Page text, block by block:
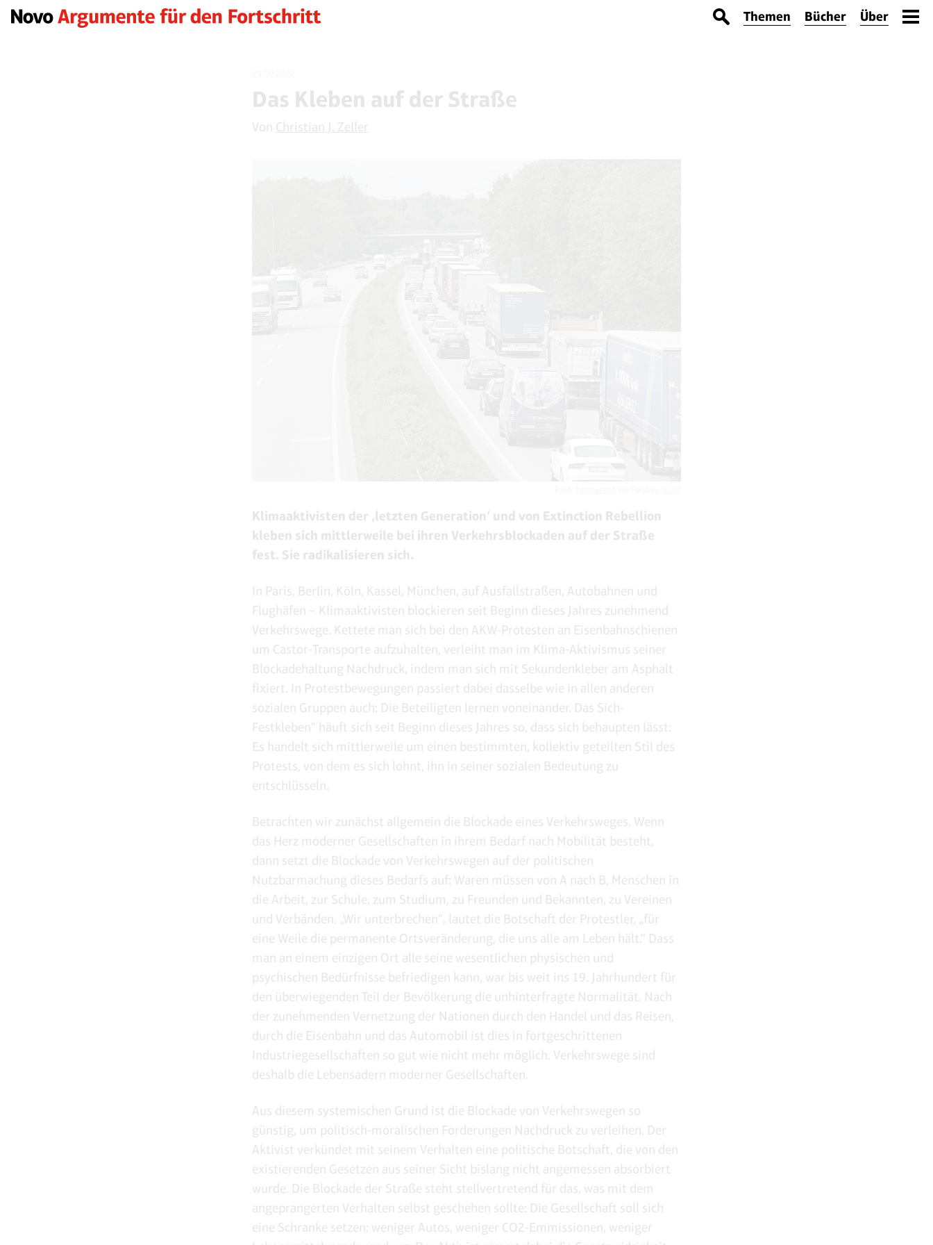
Themen Bücher Über
Das Kleben auf der Straße
Von Christian J. Zeller
Klimaaktivisten der ‚letzten Generation‘ und von Extinction Rebellion
kleben sich mittlerweile bei ihren Verkehrsblockaden auf der Straße
fest. Sie radikalisieren sich.
In Paris, Berlin, Köln, Kassel, München, auf Ausfallstraßen, Autobahnen und
Flughäfen – Klimaaktivisten blockieren seit Beginn dieses Jahres zunehmend
Verkehrswege. Kettete man sich bei den AKW-Protesten an Eisenbahnschienen
um Castor-Transporte aufzuhalten, verleiht man im Klima-Aktivismus seiner
Blockadehaltung Nachdruck, indem man sich mit Sekundenkleber am Asphalt
fixiert. In Protestbewegungen passiert dabei dasselbe wie in allen anderen
sozialen Gruppen auch: Die Beteiligten lernen voneinander. Das Sich-
Festkleben“ häuft sich seit Beginn dieses Jahres so, dass sich behaupten lässt:
Es handelt sich mittlerweile um einen bestimmten, kollektiv geteilten Stil des
Protests, von dem es sich lohnt, ihn in seiner sozialen Bedeutung zu
entschlüsseln.
Betrachten wir zunächst allgemein die Blockade eines Verkehrsweges. Wenn
das Herz moderner Gesellschaften in ihrem Bedarf nach Mobilität besteht,
dann setzt die Blockade von Verkehrswegen auf der politischen
Nutzbarmachung dieses Bedarfs auf: Waren müssen von A nach B, Menschen in
die Arbeit, zur Schule, zum Studium, zu Freunden und Bekannten, zu Vereinen
und Verbänden. „Wir unterbrechen“, lautet die Botschaft der Protestler, „für
eine Weile die permanente Ortsveränderung, die uns alle am Leben hält.“ Dass
man an einem einzigen Ort alle seine wesentlichen physischen und
psychischen Bedürfnisse befriedigen kann, war bis weit ins 19. Jahrhundert für
den überwiegenden Teil der Bevölkerung die unhinterfragte Normalität. Nach
der zunehmenden Vernetzung der Nationen durch den Handel und das Reisen,
durch die Eisenbahn und das Automobil ist dies in fortgeschrittenen
Industriegesellschaften so gut wie nicht mehr möglich. Verkehrswege sind
deshalb die Lebensadern moderner Gesellschaften.
Aus diesem systemischen Grund ist die Blockade von Verkehrswegen so
günstig, um politisch-moralischen Forderungen Nachdruck zu verleihen. Der
Aktivist verkündet mit seinem Verhalten eine politische Botschaft, die von den
existierenden Gesetzen aus seiner Sicht bislang nicht angemessen absorbiert
wurde. Die Blockade der Straße steht stellvertretend für das, was mit dem
angeprangerten Verhalten selbst geschehen sollte: Die Gesellschaft soll sich
eine Schranke setzen: weniger Autos, weniger CO2-Emmissionen, weniger